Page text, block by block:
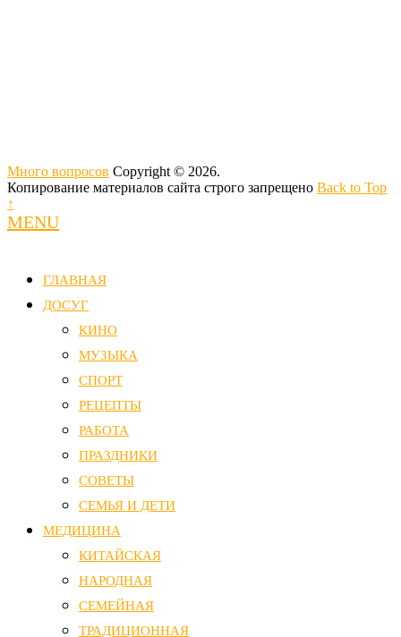
Много вопросов Copyright © 2026.
Копирование материалов сайта строго запрещено Back to Top
↑
MENU
ГЛАВНАЯ
ДОСУГ
КИНО
МУЗЫКА
СПОРТ
РЕЦЕПТЫ
РАБОТА
ПРАЗДНИКИ
СОВЕТЫ
СЕМЬЯ И ДЕТИ
МЕДИЦИНА
КИТАЙСКАЯ
НАРОДНАЯ
СЕМЕЙНАЯ
ТРАДИЦИОННАЯ